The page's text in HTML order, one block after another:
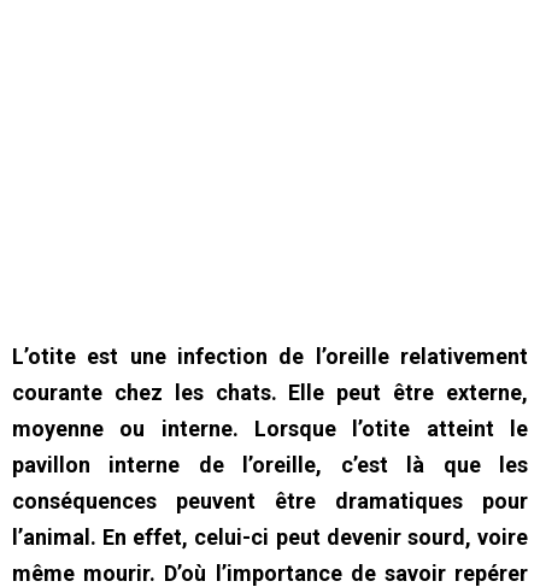
L’otite est une infection de l’oreille relativement
courante chez les chats. Elle peut être externe,
moyenne ou interne. Lorsque l’otite atteint le
pavillon interne de l’oreille, c’est là que les
conséquences peuvent être dramatiques pour
l’animal. En effet, celui-ci peut devenir sourd, voire
même mourir. D’où l’importance de savoir repérer